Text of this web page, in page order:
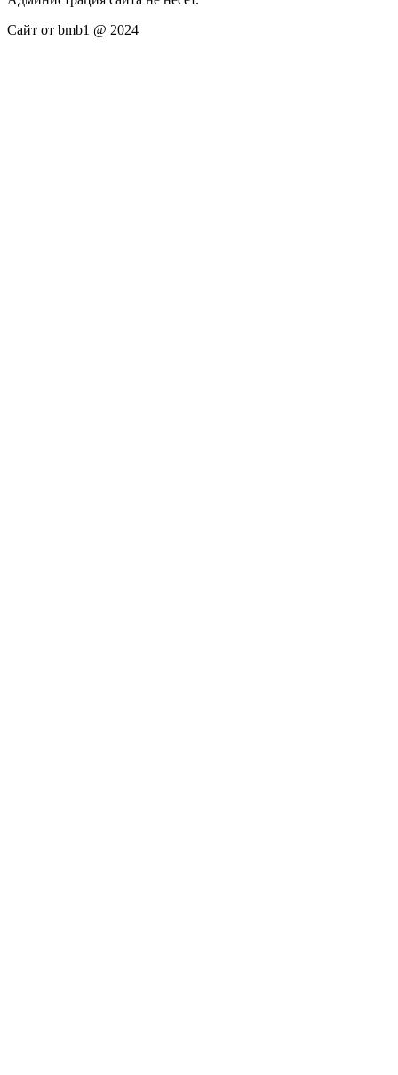
Сайт от bmb1 @ 2024